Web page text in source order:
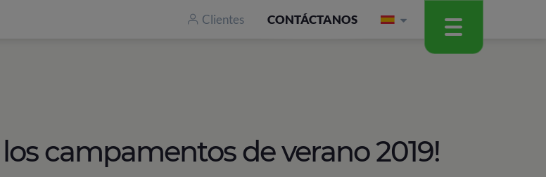
Clientes CONTÁCTANOS
los campamentos de verano 2019!